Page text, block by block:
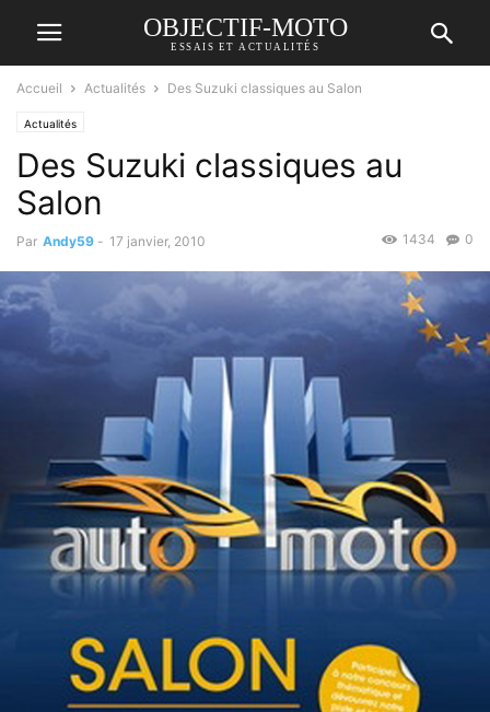
OBJECTIF-MOTO
ESSAIS ET ACTUALITÉS
Accueil Actualités Des Suzuki classiques au Salon
Actualités
Des Suzuki classiques au
Salon
Par Andy59 - 17 janvier, 2010 0
1434